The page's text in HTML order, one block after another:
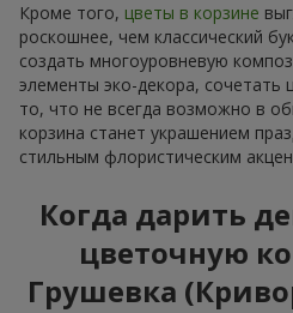
Кроме того, цветы в корзине
роскошнее, чем классический
создать многоуровневую
элементы эко-декора,
то, что не всегда возможно в
корзина станет украшением
стильным флористическим
Когда дарить
цветочную
Грушевка